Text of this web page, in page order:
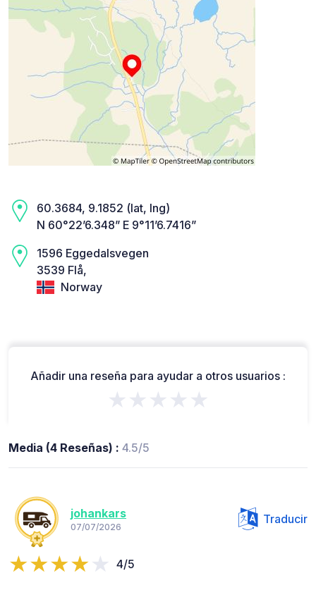
60.3684, 9.1852 (lat, lng)
N 60°22’6.348” E 9°11’6.7416”
1596 Eggedalsvegen
3539 Flå,
Norway
Añadir una reseña para ayudar a otros usuarios :
★★★★★
Media (4 Reseñas) : 4.5/5
johankars
07/07/2026
Traducir
4/5